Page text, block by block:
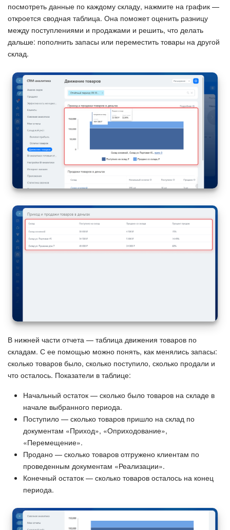
Интеграция 1С и Битрикс24
Сотрудники
Маркетплейс
Контакт-центр
Настройки
Виджет сотрудника
Телефония
Филиальная сеть
Приложение Битрикс24
ПОЛУЧИТЬ БЕСПЛАТНО
ВХОД
посмотреть данные по каждому складу, нажмите на график —
откроется сводная таблица. Она поможет оценить разницу
между поступлениями и продажами и решить, что делать
дальше: пополнить запасы или переместить товары на другой
склад.
В нижней части отчета — таблица движения товаров по
складам. С ее помощью можно понять, как менялись запасы:
сколько товаров было, сколько поступило, сколько продали и
что осталось. Показатели в таблице:
Начальный остаток — сколько было товаров на складе в
начале выбранного периода.
Поступило — сколько товаров пришло на склад по
документам «Приход», «Оприходование»,
«Перемещение».
Продано — сколько товаров отгружено клиентам по
проведенным документам «Реализации».
Конечный остаток — сколько товаров осталось на конец
периода.